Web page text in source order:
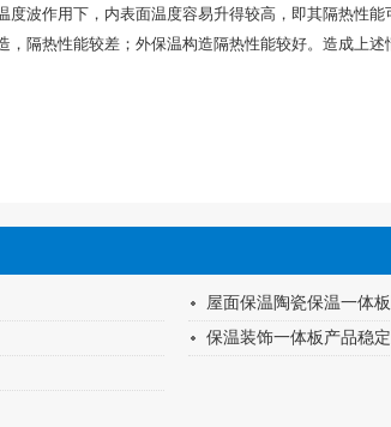
波作用下，内表面温度容易升得较高，即其隔热性
隔热性能较差；外保温构造隔热性能较好。造成上
屋面保温陶瓷保温一体
保温装饰一体板产品稳